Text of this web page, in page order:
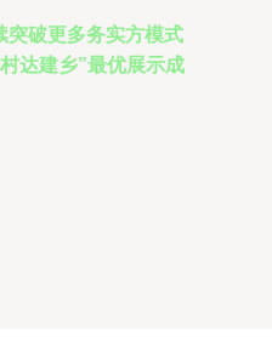
突破更多务实方模式
达建乡”最优展示成